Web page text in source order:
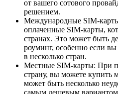
от вашего сотового
решением.
Международные SIM-
оплаченные SIM-карты,
странах. Это может быть
роуминг, особенно если
в несколько стран.
Местные SIM-карты: При
страну, вы можете купить
может быть несколько
самым дешевым